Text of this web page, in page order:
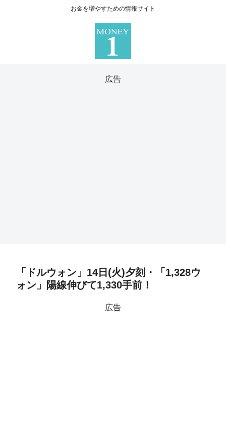
お金を増やすための情報サイト
広告
「ドルウォン」14日(火)夕刻・「1,328ウ
ォン」陽線伸びて1,330手前！
広告